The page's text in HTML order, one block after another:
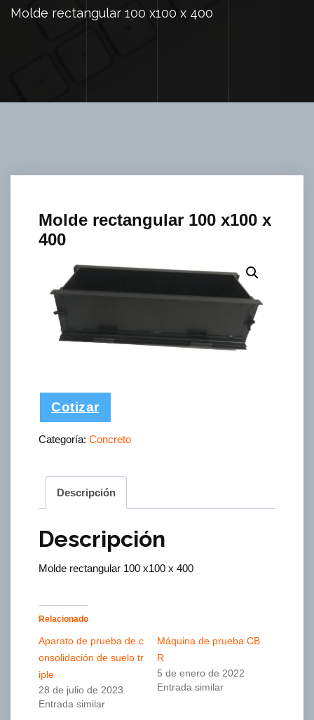
Molde rectangular 100 x100 x 400
Molde rectangular 100 x100 x
400
Cotizar
Categoría: Concreto
Descripción
Descripción
Molde rectangular 100 x100 x 400
Relacionado
Aparato de prueba de c
onsolidación de suelo tr
iple
28 de julio de 2023
Entrada similar
Máquina de prueba CB
R
5 de enero de 2022
Entrada similar